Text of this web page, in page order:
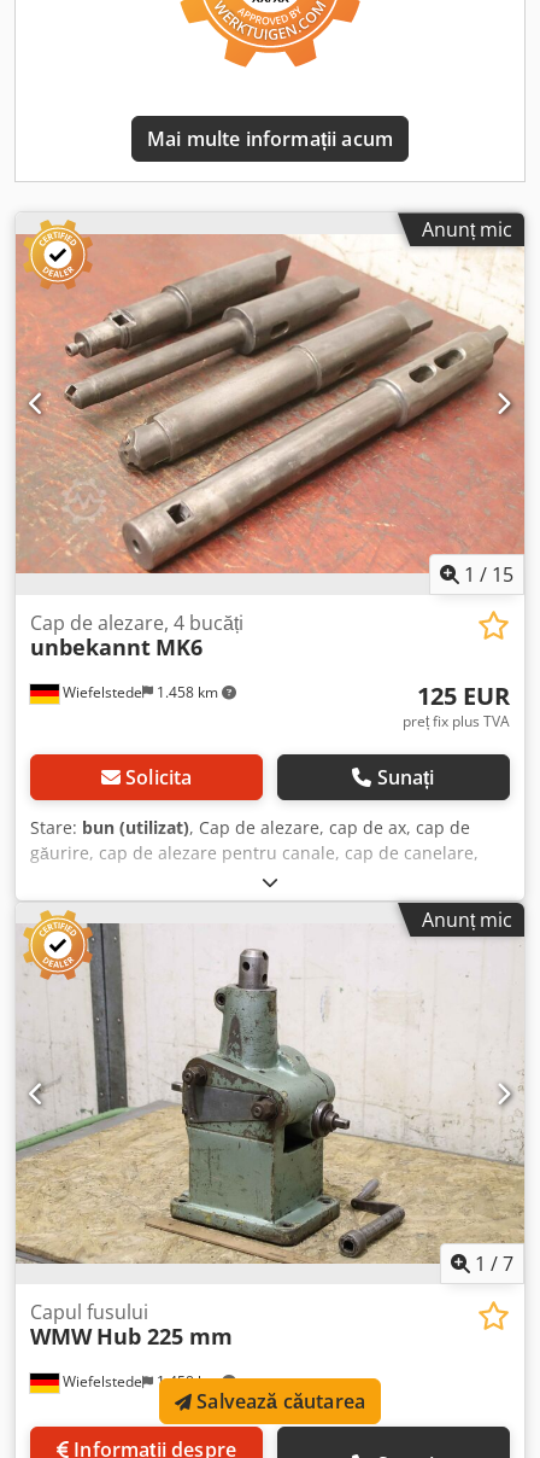
Mai multe informații acum
Anunț mic
1 / 15
Wiefelstede 1.458 km
Cap de alezare, 4 bucăți
unbekannt MK6
125 EUR
preț fix plus TVA
Solicita Sunați
Stare: bun (utilizat), Cap de alezare, cap de ax, cap de
găurire, cap de alezare pentru canale, cap de canelare,
cap de găurire cu ax, cap de alezare, unealtă de ax, cap de
planare și alezare - Cap de alezare: montare MK6, 4 bucăți
- Prindere unealtă: 16x16 mm / 11x11 mm, dimensiuni
conform fotografiilor - Livrare/preț: complet Dcsdpexc Uz
Ssfx Af Aok - Dimensiuni transport: 570/270/H65 mm -
Greutate totală: 28,2 kg
Anunț mic
1 /7
Wiefelstede 1.458 km
Capul fusului
WMW Hub 225 mm
Salvează căutarea